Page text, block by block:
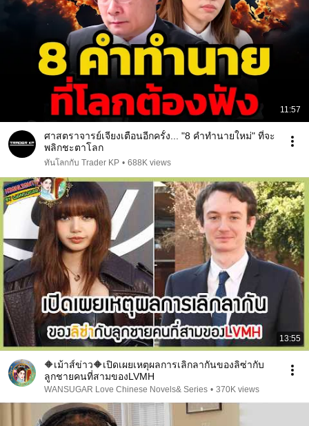
11:57
ศาสตราจารย์เจียงเตือนอีกครั้ง... "8 คำทำนายใหม่" ที่จะ
พลิกชะตาโลก
ทันโลกกับ Trader KP • 688K views
13:55
🔶เม้าส์ข่าว🔶เปิดเผยเหตุผลการเลิกลากันของลิซ่ากับ
ลูกชายคนที่สามของLVMH
WANSUGAR Love Chinese Novels& Series • 370K views